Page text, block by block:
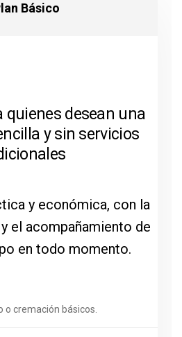
Básico
quienes desean una
y sin servicios
y económica, con la
el acompañamiento de
en todo momento.
o cremación básicos.